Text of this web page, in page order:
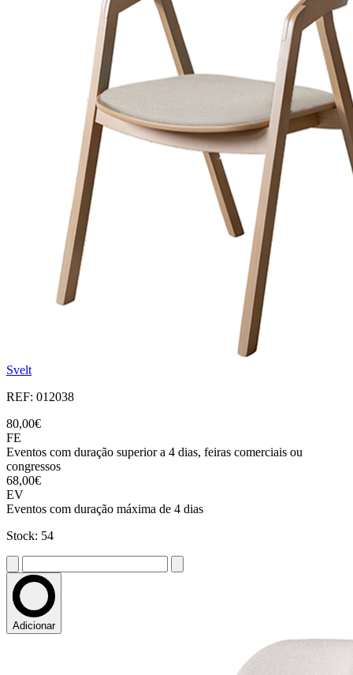
Svelt
REF: 012038
80,00€
FE
Eventos com duração superior a 4 dias, feiras comerciais ou
congressos
68,00€
EV
Eventos com duração máxima de 4 dias
Stock: 54
Adicionar